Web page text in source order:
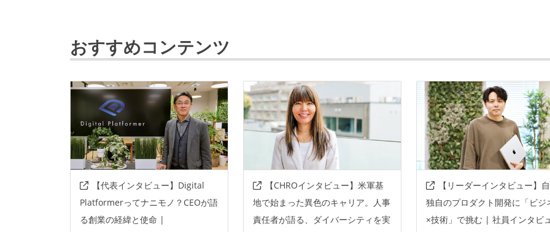
おすすめコンテンツ
【代表インタビュー】Digital
Platformerってナニモノ？CEOが語
る創業の経緯と使命 |
【CHROインタビュー】米軍基
地で始まった異色のキャリア。人事
責任者が語る、ダイバーシティを実
【リーダーインタビュー】
独自のプロダクト開発に「ビジ
×技術」で挑む | 社員インタビ